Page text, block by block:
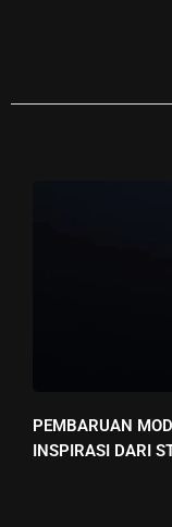
PEMBARUAN
INSPIRASI DARI